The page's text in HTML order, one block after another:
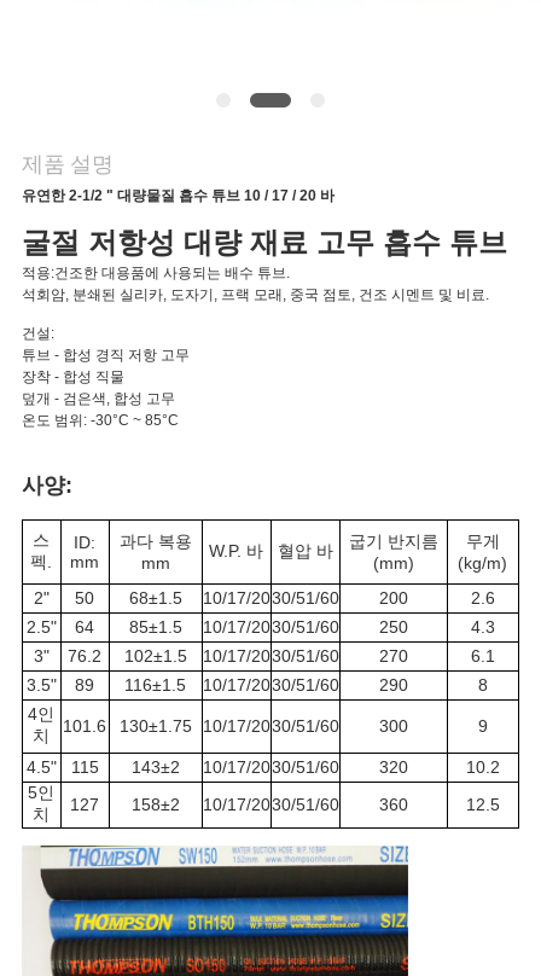
식
조
회
를
요
청
하
다
사
이
트
맵
PRIVACY
POLICY
제품 설명
유연한 2-1/2 " 대량물질 흡수 튜브 10 / 17 / 20 바
굴절 저항성 대량 재료 고무 흡수 튜브
적용:건조한 대용품에 사용되는 배수 튜브.
석회암, 분쇄된 실리카, 도자기, 프랙 모래, 중국 점토, 건조 시멘트 및 비료.
건설:
튜브 - 합성 경직 저항 고무
장착 - 합성 직물
덮개 - 검은색, 합성 고무
온도 범위: -30°C ~ 85°C
사양:
스
펙.
ID:
mm
과다 복용
mm
W.P. 바 혈압 바
굽기 반지름
(mm)
무게
(kg/m)
2"
50 68±1.5 10/17/2030/51/60 200
2.6
2.5"
64 85±1.5 10/17/2030/51/60 250
4.3
3"
76.2 102±1.5 10/17/2030/51/60 270
6.1
3.5"
89 116±1.5 10/17/2030/51/60 290
8
4인
치
101.6 130±1.75 10/17/2030/51/60 300 9
4.5" 115 143±2 10/17/2030/51/60 320
10.2
5인
치
127 158±2 10/17/2030/51/60 360 12.5